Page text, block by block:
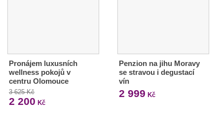
Pronájem luxusních
wellness pokojů v
centru Olomouce
3 625 Kč
2 200 Kč
Penzion na jihu Moravy
se stravou i degustací
vín
2 999 Kč